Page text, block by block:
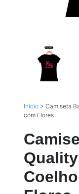
Início > Camiseta
com Flores